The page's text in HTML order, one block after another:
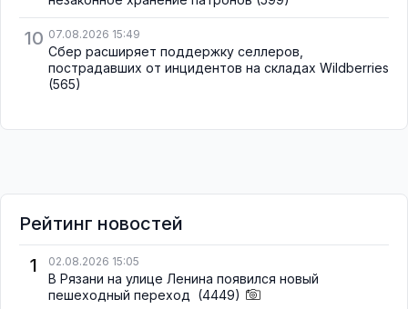
10 07.08.2026 15:49
Сбер расширяет поддержку селлеров,
пострадавших от инцидентов на складах Wildberries
(565)
Рейтинг новостей
1
02.08.2026 15:05
В Рязани на улице Ленина появился новый
пешеходный переход (4449)